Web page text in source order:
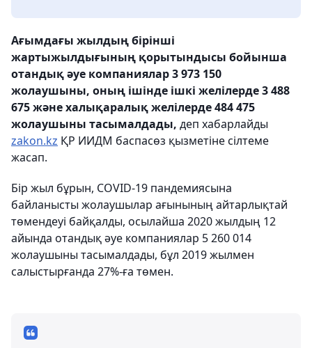
Ағымдағы жылдың бірінші
жартыжылдығының қорытындысы бойынша
отандық әуе компаниялар 3 973 150
жолаушыны, оның ішінде ішкі желілерде 3 488
675 және халықаралық желілерде 484 475
жолаушыны тасымалдады, деп хабарлайды
zakon.kz ҚР ИИДМ баспасөз қызметіне сілтеме
жасап.
Бір жыл бұрын, COVID-19 пандемиясына
байланысты жолаушылар ағынының айтарлықтай
төмендеуі байқалды, осылайша 2020 жылдың 12
айында отандық әуе компаниялар 5 260 014
жолаушыны тасымалдады, бұл 2019 жылмен
салыстырғанда 27%-ға төмен.